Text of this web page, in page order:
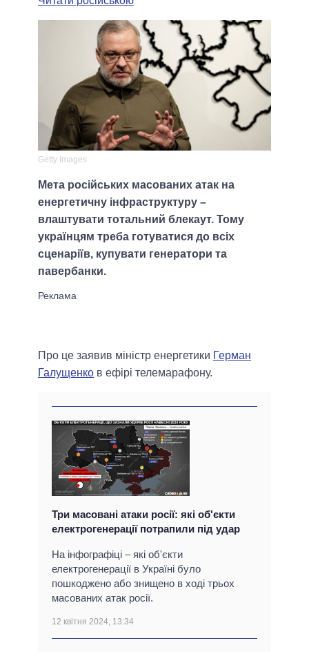
Getty Images
Мета російських масованих атак на
енергетичну інфраструктуру –
влаштувати тотальний блекаут. Тому
українцям треба готуватися до всіх
сценаріїв, купувати генератори та
павербанки.
Про це заявив міністр енергетики Герман
Галущенко в ефірі телемарафону.
Три масовані атаки росії: які об'єкти
електрогенерації потрапили під удар
На інфографіці – які об'єкти
електрогенерації в Україні було
пошкоджено або знищено в ході трьох
масованих атак росії.
12 квітня 2024, 13:34